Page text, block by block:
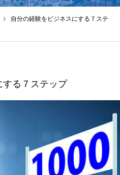
自分の経験をビジネスにする７ステ
する７ステップ